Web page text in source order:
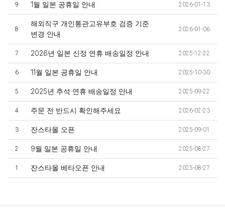
9 1월 일본 공휴일 안내 2026-01-13
8
해외직구 개인통관고유부호 검증 기준
변경 안내
2026-01-06
7 2026년 일본 신정 연휴 배송일정 안내 2025-12-22
6 11월 일본 공휴일 안내 2025-10-30
5 2025년 추석 연휴 배송일정 안내 2025-09-22
4 주문 전 반드시 확인해주세요 2026-02-23
3 잔스타몰 오픈 2025-09-01
2 9월 일본 공휴일 안내 2025-08-27
1 잔스타몰 베타오픈 안내 2025-08-27